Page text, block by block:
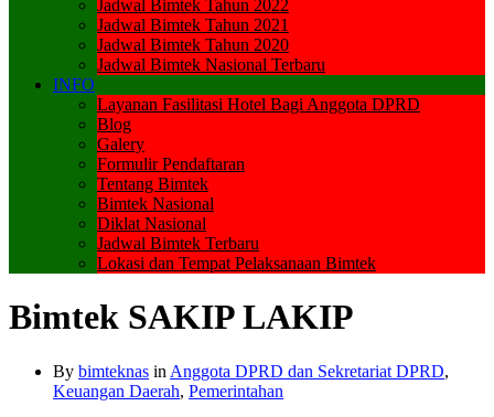
Jadwal Bimtek Tahun 2022
Jadwal Bimtek Tahun 2021
Jadwal Bimtek Tahun 2020
Jadwal Bimtek Nasional Terbaru
INFO
Layanan Fasilitasi Hotel Bagi Anggota DPRD
Blog
Galery
Formulir Pendaftaran
Tentang Bimtek
Bimtek Nasional
Diklat Nasional
Jadwal Bimtek Terbaru
Lokasi dan Tempat Pelaksanaan Bimtek
Bimtek SAKIP LAKIP
By bimteknas in Anggota DPRD dan Sekretariat DPRD,
Keuangan Daerah, Pemerintahan